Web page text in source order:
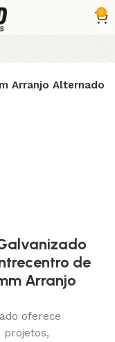
0
Arranjo Alternado
de
Arranjo
oferece
projetos,